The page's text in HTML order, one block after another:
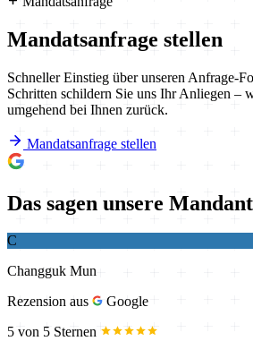
Mandatsanfrage stellen
Schneller Einstieg über unseren Anfrage-
Schritten schildern Sie uns Ihr Anliegen –
umgehend bei Ihnen zurück.
Mandatsanfrage stellen
Das sagen unsere
C
Changguk Mun
Rezension aus
Google
5 von 5 Sternen